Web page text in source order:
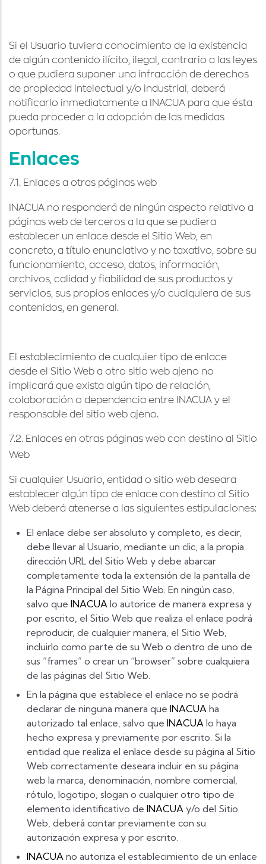
Si el Usuario tuviera conocimiento de la existencia
de algún contenido ilícito, ilegal, contrario a las leyes
o que pudiera suponer una infracción de derechos
de propiedad intelectual y/o industrial, deberá
notificarlo inmediatamente a INACUA para que ésta
pueda proceder a la adopción de las medidas
oportunas.
Enlaces
7.1. Enlaces a otras páginas web
INACUA no responderá de ningún aspecto relativo a
páginas web de terceros a la que se pudiera
establecer un enlace desde el Sitio Web, en
concreto, a título enunciativo y no taxativo, sobre su
funcionamiento, acceso, datos, información,
archivos, calidad y fiabilidad de sus productos y
servicios, sus propios enlaces y/o cualquiera de sus
contenidos, en general.
El establecimiento de cualquier tipo de enlace
desde el Sitio Web a otro sitio web ajeno no
implicará que exista algún tipo de relación,
colaboración o dependencia entre INACUA y el
responsable del sitio web ajeno.
7.2. Enlaces en otras páginas web con destino al Sitio
Web
Si cualquier Usuario, entidad o sitio web deseara
establecer algún tipo de enlace con destino al Sitio
Web deberá atenerse a las siguientes estipulaciones:
El enlace debe ser absoluto y completo, es decir,
debe llevar al Usuario, mediante un clic, a la propia
dirección URL del Sitio Web y debe abarcar
completamente toda la extensión de la pantalla de
la Página Principal del Sitio Web. En ningún caso,
salvo que INACUA lo autorice de manera expresa y
por escrito, el Sitio Web que realiza el enlace podrá
reproducir, de cualquier manera, el Sitio Web,
incluirlo como parte de su Web o dentro de uno de
sus “frames” o crear un “browser” sobre cualquiera
de las páginas del Sitio Web.
En la página que establece el enlace no se podrá
declarar de ninguna manera que INACUA ha
autorizado tal enlace, salvo que INACUA lo haya
hecho expresa y previamente por escrito. Si la
entidad que realiza el enlace desde su página al Sitio
Web correctamente deseara incluir en su página
web la marca, denominación, nombre comercial,
rótulo, logotipo, slogan o cualquier otro tipo de
elemento identificativo de INACUA y/o del Sitio
Web, deberá contar previamente con su
autorización expresa y por escrito.
INACUA no autoriza el establecimiento de un enlace